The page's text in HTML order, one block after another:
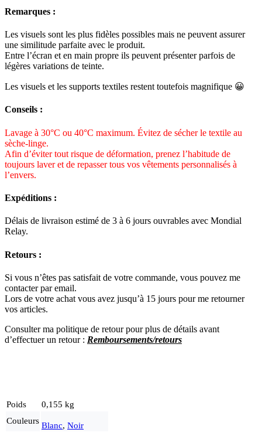
Remarques :
Les visuels sont les plus fidèles possibles mais ne peuvent assurer
une similitude parfaite avec le produit.
Entre l’écran et en main propre ils peuvent présenter parfois de
légères variations de teinte.
Les visuels et les supports textiles restent toutefois magnifique 😀
Conseils :
Lavage à 30°C ou 40°C maximum. Évitez de sécher le textile au
sèche-linge.
Afin d’éviter tout risque de déformation, prenez l’habitude de
toujours laver et de repasser tous vos vêtements personnalisés à
l’envers.
Expéditions :
Délais de livraison estimé de 3 à 6 jours ouvrables avec Mondial
Relay.
Retours :
Si vous n’êtes pas satisfait de votre commande, vous pouvez me
contacter par email.
Lors de votre achat vous avez jusqu’à 15 jours pour me retourner
vos articles.
Consulter ma politique de retour pour plus de détails avant
d’effectuer un retour : Remboursements/retours
Poids
0,155 kg
Couleurs Blanc, Noir